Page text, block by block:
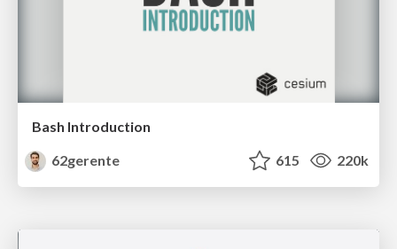
Bash Introduction
62gerente
615 220k